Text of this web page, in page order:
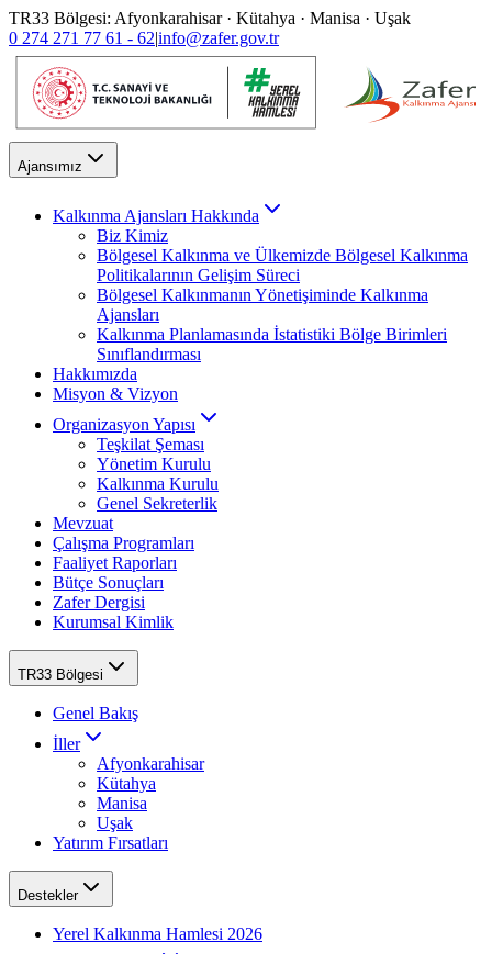
TR33 Bölgesi: Afyonkarahisar · Kütahya · Manisa · Uşak
0 274 271 77 61 - 62|info@zafer.gov.tr
Ajansımız
Kalkınma Ajansları Hakkında
Biz Kimiz
Bölgesel Kalkınma ve Ülkemizde Bölgesel Kalkınma
Politikalarının Gelişim Süreci
Bölgesel Kalkınmanın Yönetişiminde Kalkınma
Ajansları
Kalkınma Planlamasında İstatistiki Bölge Birimleri
Sınıflandırması
Hakkımızda
Misyon & Vizyon
Organizasyon Yapısı
Teşkilat Şeması
Yönetim Kurulu
Kalkınma Kurulu
Genel Sekreterlik
Mevzuat
Çalışma Programları
Faaliyet Raporları
Bütçe Sonuçları
Zafer Dergisi
Kurumsal Kimlik
TR33 Bölgesi
Genel Bakış
İller
Afyonkarahisar
Kütahya
Manisa
Uşak
Yatırım Fırsatları
Destekler
Yerel Kalkınma Hamlesi 2026